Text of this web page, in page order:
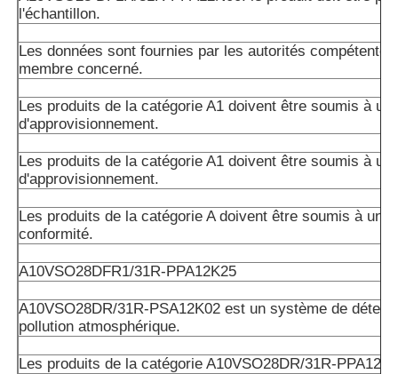
l'échantillon.
Les données sont fournies par les autorités
membre concerné.
Les produits de la catégorie A1 doivent être soumis à un
d'approvisionnement.
Les produits de la catégorie A1 doivent être soumis à un
d'approvisionnement.
Les produits de la catégorie A doivent être soumis à un
conformité.
A10VSO28DFR1/31R-PPA12K25
A10VSO28DR/31R-PSA12K02 est un système de
pollution atmosphérique.
Les produits de la catégorie A10VSO28DR/31R-